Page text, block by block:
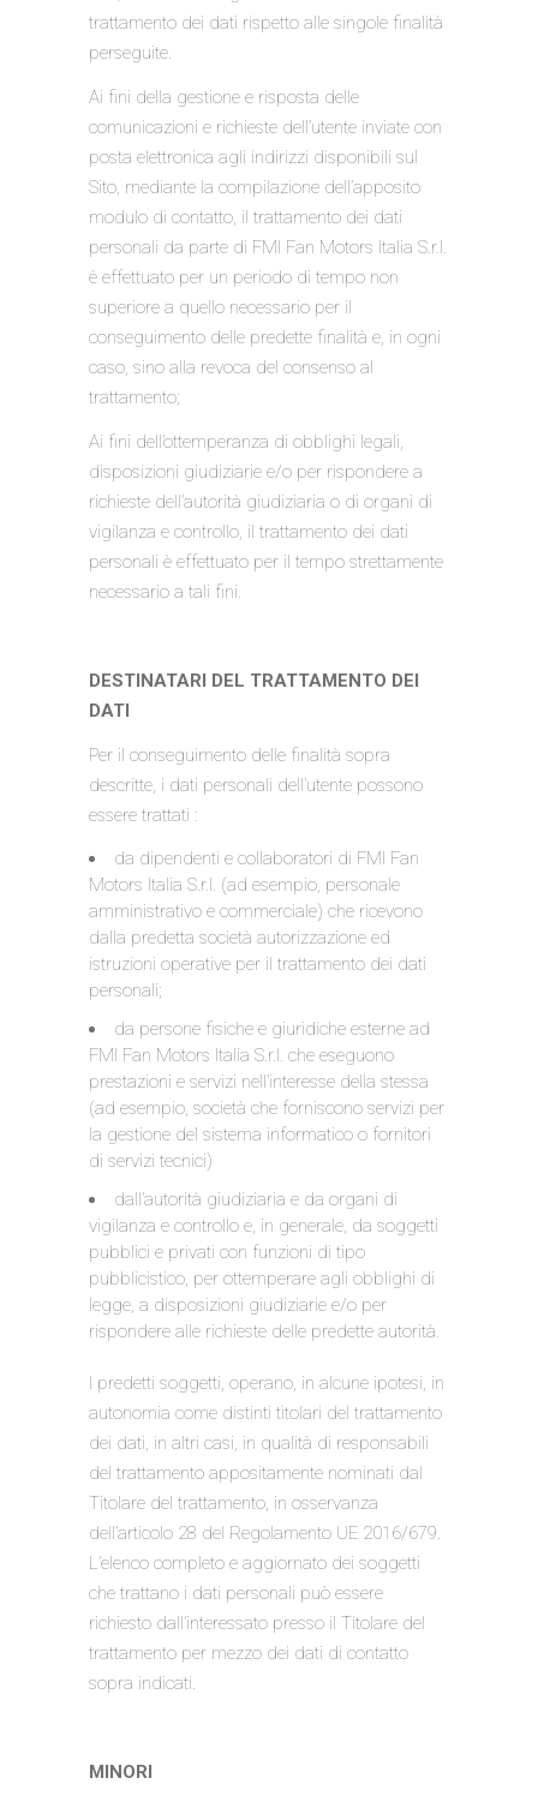
trattamento dei dati rispetto alle singole finalità
perseguite.
Ai fini della gestione e risposta delle
comunicazioni e richieste dell’utente inviate con
posta elettronica agli indirizzi disponibili sul
Sito, mediante la compilazione dell’apposito
modulo di contatto, il trattamento dei dati
personali da parte di FMI Fan Motors Italia S.r.l.
è effettuato per un periodo di tempo non
superiore a quello necessario per il
conseguimento delle predette finalità e, in ogni
caso, sino alla revoca del consenso al
trattamento;
Ai fini dell’ottemperanza di obblighi legali,
disposizioni giudiziarie e/o per rispondere a
richieste dell’autorità giudiziaria o di organi di
vigilanza e controllo, il trattamento dei dati
personali è effettuato per il tempo strettamente
necessario a tali fini.
DESTINATARI DEL TRATTAMENTO DEI
DATI
Per il conseguimento delle finalità sopra
descritte, i dati personali dell’utente possono
essere trattati :
da dipendenti e collaboratori di FMI Fan
Motors Italia S.r.l. (ad esempio, personale
amministrativo e commerciale) che ricevono
dalla predetta società autorizzazione ed
istruzioni operative per il trattamento dei dati
personali;
da persone fisiche e giuridiche esterne ad
FMI Fan Motors Italia S.r.l. che eseguono
prestazioni e servizi nell’interesse della stessa
(ad esempio, società che forniscono servizi per
la gestione del sistema informatico o fornitori
di servizi tecnici)
dall’autorità giudiziaria e da organi di
vigilanza e controllo e, in generale, da soggetti
pubblici e privati con funzioni di tipo
pubblicistico, per ottemperare agli obblighi di
legge, a disposizioni giudiziarie e/o per
rispondere alle richieste delle predette autorità.
I predetti soggetti, operano, in alcune ipotesi, in
autonomia come distinti titolari del trattamento
dei dati, in altri casi, in qualità di responsabili
del trattamento appositamente nominati dal
Titolare del trattamento, in osservanza
dell’articolo 28 del Regolamento UE 2016/679.
L’elenco completo e aggiornato dei soggetti
che trattano i dati personali può essere
richiesto dall’interessato presso il Titolare del
trattamento per mezzo dei dati di contatto
sopra indicati.
MINORI